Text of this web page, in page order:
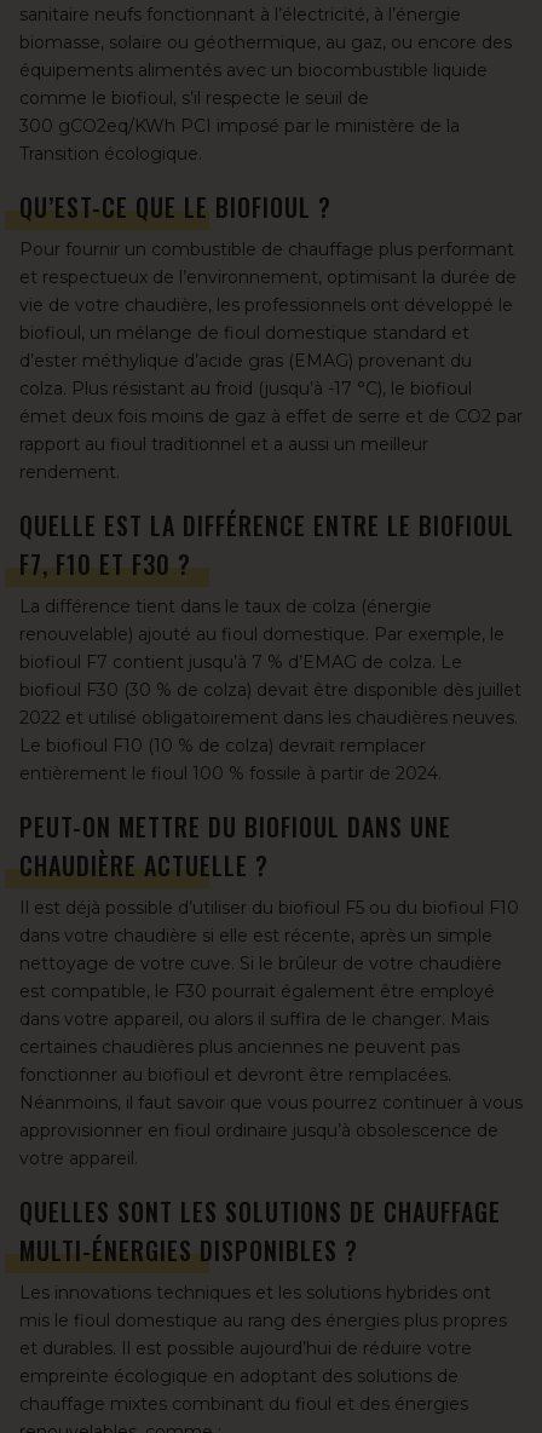
sanitaire neufs fonctionnant à l’électricité, à l’énergie
biomasse, solaire ou géothermique, au gaz, ou encore des
équipements alimentés avec un biocombustible liquide
comme le biofioul, s’il respecte le seuil de
300 gCO2eq/KWh PCI imposé par le ministère de la
Transition écologique.
QU’EST-CE QUE LE BIOFIOUL ?
Pour fournir un combustible de chauffage plus performant
et respectueux de l’environnement, optimisant la durée de
vie de votre chaudière, les professionnels ont développé le
biofioul, un mélange de fioul domestique standard et
d’ester méthylique d’acide gras (EMAG) provenant du
colza. Plus résistant au froid (jusqu’à -17 °C), le biofioul
émet deux fois moins de gaz à effet de serre et de CO2 par
rapport au fioul traditionnel et a aussi un meilleur
rendement.
QUELLE EST LA DIFFÉRENCE ENTRE LE BIOFIOUL
F7, F10 ET F30 ?
La différence tient dans le taux de colza (énergie
renouvelable) ajouté au fioul domestique. Par exemple, le
biofioul F7 contient jusqu’à 7 % d’EMAG de colza. Le
biofioul F30 (30 % de colza) devait être disponible dès juillet
2022 et utilisé obligatoirement dans les chaudières neuves.
Le biofioul F10 (10 % de colza) devrait remplacer
entièrement le fioul 100 % fossile à partir de 2024.
PEUT-ON METTRE DU BIOFIOUL DANS UNE
CHAUDIÈRE ACTUELLE ?
Il est déjà possible d’utiliser du biofioul F5 ou du biofioul F10
dans votre chaudière si elle est récente, après un simple
nettoyage de votre cuve. Si le brûleur de votre chaudière
est compatible, le F30 pourrait également être employé
dans votre appareil, ou alors il suffira de le changer. Mais
certaines chaudières plus anciennes ne peuvent pas
fonctionner au biofioul et devront être remplacées.
Néanmoins, il faut savoir que vous pourrez continuer à vous
approvisionner en fioul ordinaire jusqu’à obsolescence de
votre appareil.
QUELLES SONT LES SOLUTIONS DE CHAUFFAGE
MULTI-ÉNERGIES DISPONIBLES ?
Les innovations techniques et les solutions hybrides ont
mis le fioul domestique au rang des énergies plus propres
et durables. Il est possible aujourd’hui de réduire votre
empreinte écologique en adoptant des solutions de
chauffage mixtes combinant du fioul et des énergies